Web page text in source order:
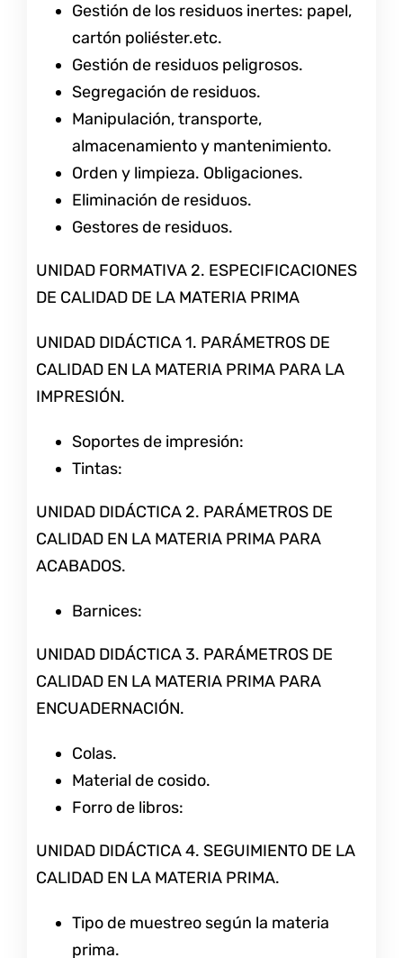
Gestión de los residuos inertes: papel,
cartón poliéster.etc.
Gestión de residuos peligrosos.
Segregación de residuos.
Manipulación, transporte,
almacenamiento y mantenimiento.
Orden y limpieza. Obligaciones.
Eliminación de residuos.
Gestores de residuos.
UNIDAD FORMATIVA 2. ESPECIFICACIONES
DE CALIDAD DE LA MATERIA PRIMA
UNIDAD DIDÁCTICA 1. PARÁMETROS DE
CALIDAD EN LA MATERIA PRIMA PARA LA
IMPRESIÓN.
Soportes de impresión:
Tintas:
UNIDAD DIDÁCTICA 2. PARÁMETROS DE
CALIDAD EN LA MATERIA PRIMA PARA
ACABADOS.
Barnices:
UNIDAD DIDÁCTICA 3. PARÁMETROS DE
CALIDAD EN LA MATERIA PRIMA PARA
ENCUADERNACIÓN.
Colas.
Material de cosido.
Forro de libros:
UNIDAD DIDÁCTICA 4. SEGUIMIENTO DE LA
CALIDAD EN LA MATERIA PRIMA.
Tipo de muestreo según la materia
prima.